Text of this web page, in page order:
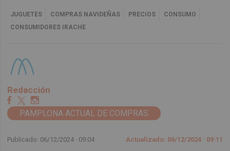
JUGUETES COMPRAS NAVIDEÑAS PRECIOS
CONSUMO
CONSUMIDORES IRACHE
Redacción
PAMPLONA ACTUAL DE COMPRAS
Publicado: 06/12/2024 · 09:04 Actualizado: 06/12/2024 · 09:11